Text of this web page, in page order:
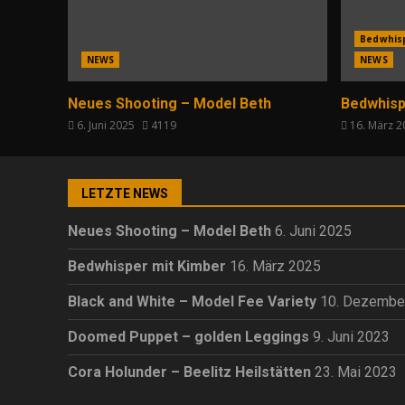
NEWS
Neues Shooting – Model Beth
6. Juni 2025 4119
NEWS
16. März
LETZTE NEWS
Neues Shooting – Model Beth 6. Juni 2025
Bedwhisper mit Kimber 16. März 2025
Black and White – Model Fee Variety 10.
Doomed Puppet – golden Leggings 9. Juni 2023
Cora Holunder – Beelitz Heilstätten 23. Mai 2023